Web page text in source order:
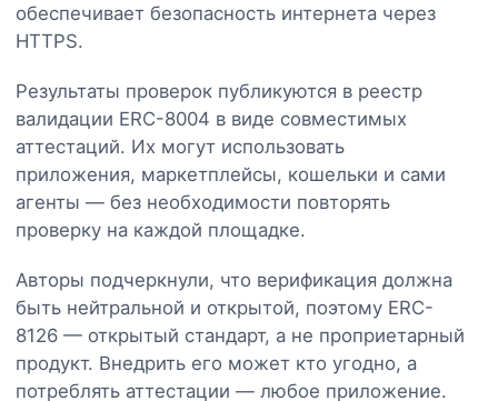
обеспечивает безопасность интернета через
HTTPS.
Результаты проверок публикуются в реестр
валидации ERC-8004 в виде совместимых
аттестаций. Их могут использовать
приложения, маркетплейсы, кошельки и сами
агенты — без необходимости повторять
проверку на каждой площадке.
Авторы подчеркнули, что верификация должна
быть нейтральной и открытой, поэтому ERC-
8126 — открытый стандарт, а не проприетарный
продукт. Внедрить его может кто угодно, а
потреблять аттестации — любое приложение.